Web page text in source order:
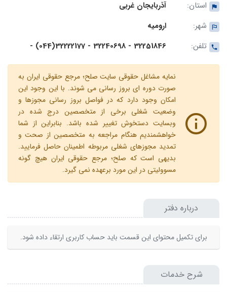
استان:
آذربایجان غربی
شهر:
ارومیه
تلفن:
32251846 - 32240698 - 32222177(044) -
نمایه مشاغل حقوقی سایت صلح؛ مرجع حقوقی ایران به
صورت دوره ای بروز رسانی می شوند. با این وجود این
امکان وجود دارد که در فواصل بروز رسانی مجوزها و
وضعیت شغلی برخی از متخصصین درج شده در
وبسایت دستخوش تغییر شده باشد. بنابراین از شما
خواهشمندیم هنگام مراجعه به متخصصین از صحت و
تمدید مجوزهای شغلی مربوطه اطمینان حاصل فرمایید.
بدیهی است که صلح؛ مرجع حقوقی ایران هیچ گونه
مسوولیتی در این مورد برعهده نمی گیرد.
درباره دفتر
برای تکمیل محتوای این قسمت باید حساب کاربری ارتقاء داده شود.
شرح خدمات